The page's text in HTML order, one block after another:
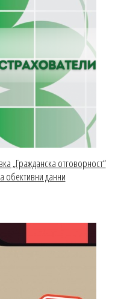
„Гражданска отговорност“
обективни данни